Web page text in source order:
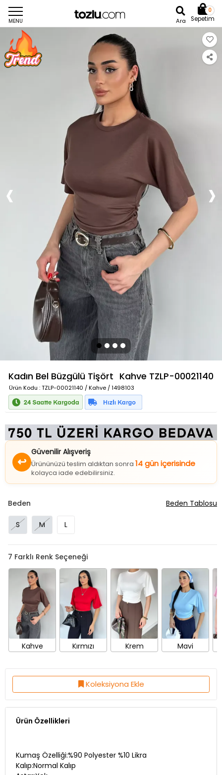
MENU Ara
0
Sepetim
Kadın Bel Büzgülü Tişört Kahve TZLP-00021140
Ürün Kodu : TZLP-00021140 / Kahve / 1498103
↩
Güvenilir Alışveriş
Ürününüzü teslim aldıktan sonra 14 gün içerisinde
kolayca iade edebilirsiniz.
Beden
S M L
Beden Tablosu
7 Farklı Renk Seçeneği
Kahve Kırmızı Krem Mavi
Koleksiyona Ekle
Ürün Özellikleri
Kumaş Özelliği:%90 Polyester %10 Likra
Kalıp:Normal Kalıp